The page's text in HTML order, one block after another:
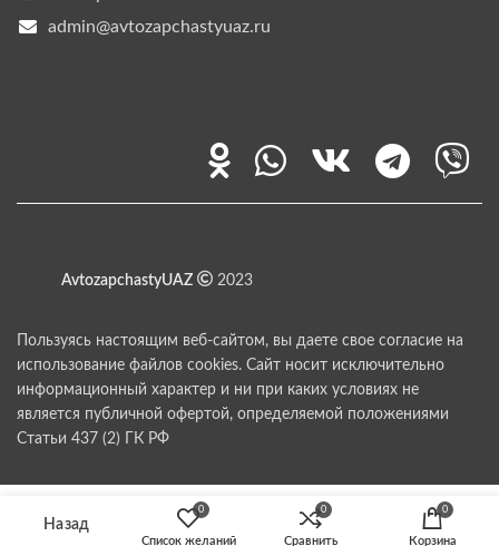
admin@avtozapchastyuaz.ru
AvtozapchastyUAZ 2023
Пользуясь настоящим веб-сайтом, вы даете свое согласие на
использование файлов cookies. Сайт носит исключительно
информационный характер и ни при каких условиях не
является публичной офертой, определяемой положениями
Статьи 437 (2) ГК РФ
0
Список желаний
0
Сравнить
0
Корзина